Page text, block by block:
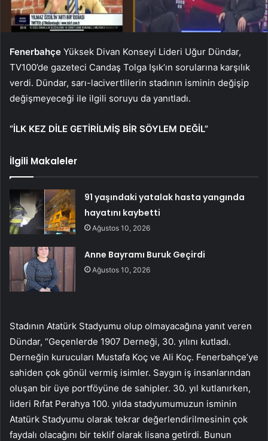
Fenerbahçe Yüksek Divan Konseyi Lideri Uğur Dündar,
TV100’de gazeteci Candaş Tolga Işık’ın sorularına karşılık
verdi. Dündar, sarı-lacivertlilerin stadının isminin değişip
değişmeyeceği ile ilgili soruyu da yanıtladı.
“İLK KEZ DİLE GETİRİLMİŞ BİR SÖYLEM DEĞİL”
İlgili Makaleler
91 yaşındaki yatalak hasta yangında
hayatını kaybetti
Ağustos 10, 2026
Anne Bayramı Buruk Geçirdi
Ağustos 10, 2026
Stadının Atatürk Stadyumu olup olmayacağına yanıt veren
Dündar, “Geçenlerde 1907 Derneği, 30. yılını kutladı.
Derneğin kurucuları Mustafa Koç ve Ali Koç. Fenerbahçe’ye
sahiden çok gönül vermiş isimler. Saygın iş insanlarından
oluşan bir üye portföyüne de sahipler. 30. yıl kutlanırken,
lideri Rıfat Perahya 100. yılda stadyumumuzun isminin
Atatürk Stadyumu olarak tekrar değerlendirilmesinin çok
faydalı olacağını bir teklif olarak lisana getirdi. Bunun